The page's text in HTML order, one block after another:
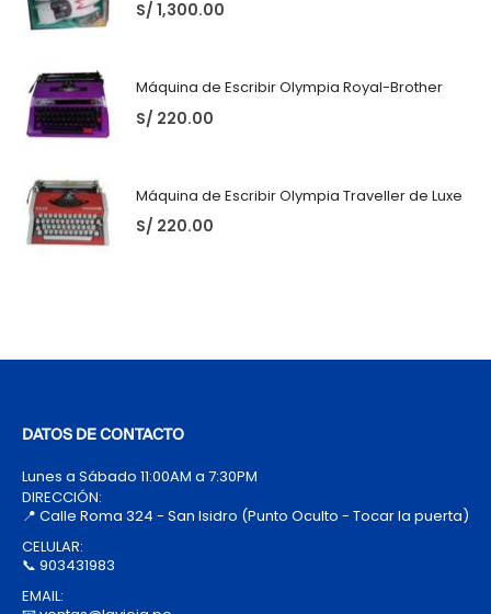
S/ 1,300.00
Máquina de Escribir Olympia Royal-Brother
S/ 220.00
Máquina de Escribir Olympia Traveller de Luxe
S/ 220.00
DATOS DE CONTACTO
Lunes a Sábado 11:00AM a 7:30PM
DIRECCIÓN:
📍 Calle Roma 324 - San Isidro (Punto Oculto - Tocar la puerta)
CELULAR:
📞 903431983
EMAIL: